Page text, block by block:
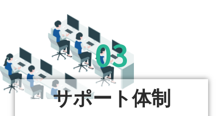
03
サポート体制